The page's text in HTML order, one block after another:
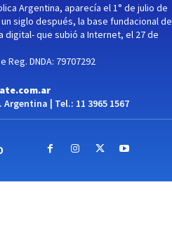
Argentina, aparecía el 1° de julio de
siglo después, la base fundacional de
digital- que subió a Internet, el 27 de
Reg. DNDA: 79707292
| Tel.: 11 3965 1567